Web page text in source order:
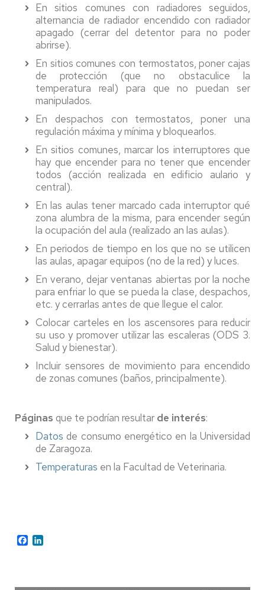
En sitios comunes con radiadores seguidos,
alternancia de radiador encendido con radiador
apagado (cerrar del detentor para no poder
abrirse).
En sitios comunes con termostatos, poner cajas
de protección (que no obstaculice la
temperatura real) para que no puedan ser
manipulados.
En despachos con termostatos, poner una
regulación máxima y mínima y bloquearlos.
En sitios comunes, marcar los interruptores que
hay que encender para no tener que encender
todos (acción realizada en edificio aulario y
central).
En las aulas tener marcado cada interruptor qué
zona alumbra de la misma, para encender según
la ocupación del aula (realizado an las aulas).
En periodos de tiempo en los que no se utilicen
las aulas, apagar equipos (no de la red) y luces.
En verano, dejar ventanas abiertas por la noche
para enfriar lo que se pueda la clase, despachos,
etc. y cerrarlas antes de que llegue el calor.
Colocar carteles en los ascensores para reducir
su uso y promover utilizar las escaleras (ODS 3.
Salud y bienestar).
Incluir sensores de movimiento para encendido
de zonas comunes (baños, principalmente).
Páginas que te podrían resultar de interés:
Datosde consumo energético en la Universidad
de Zaragoza.
Temperaturas en la Facultad de Veterinaria.
Facebook